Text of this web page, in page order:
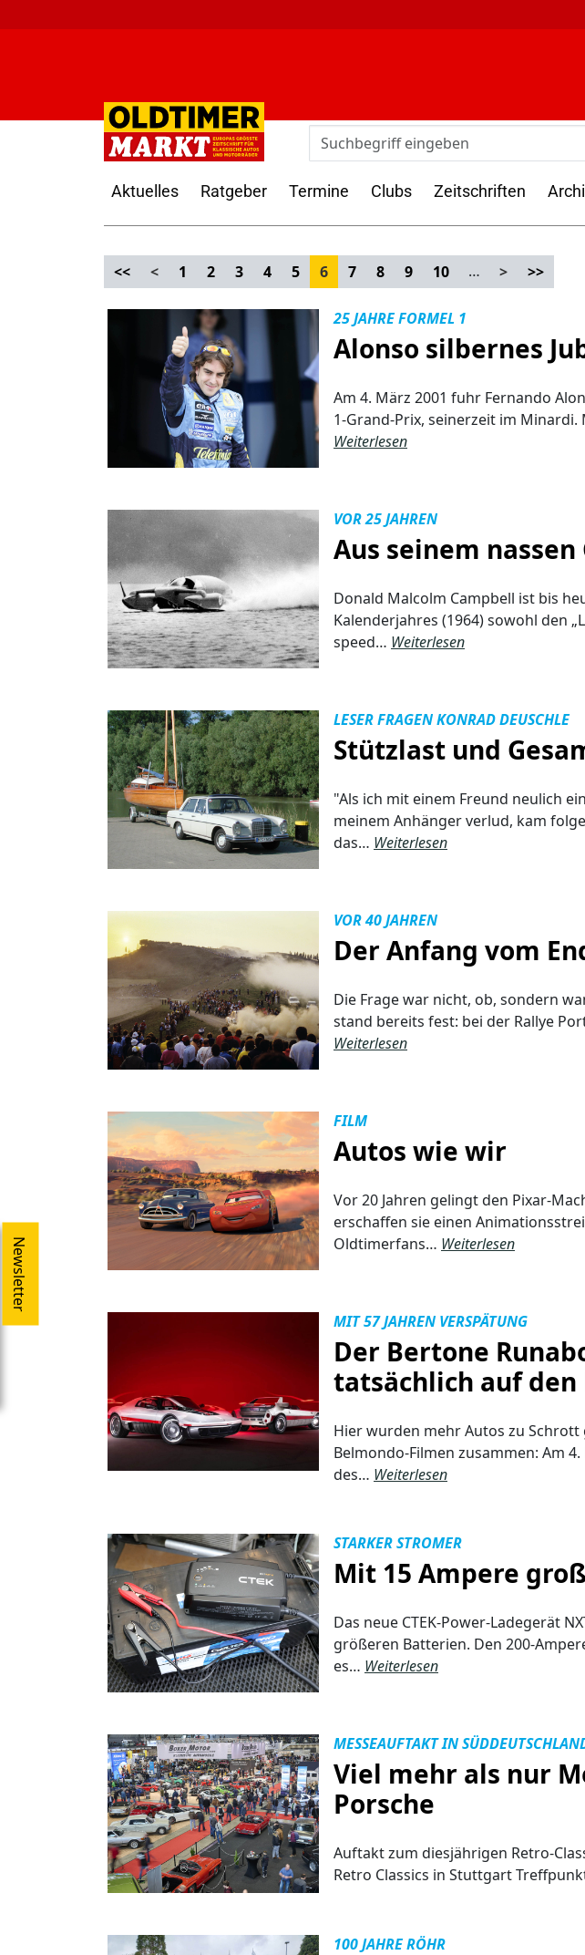
Aktuelles Ratgeber Termine Clubs Zeitschriften
Newsletter
<< < 1 2 3 4 5 6 7 8 9 10 … > >>
25 JAHRE FORMEL 1
Alonso silbernes
Am 4. März 2001 fuhr Fernando
1-Grand-Prix, seinerzeit im
Weiterlesen
VOR 25 JAHREN
Aus seinem
Donald Malcolm Campbell ist bis
Kalenderjahres (1964) sowohl den
speed… Weiterlesen
LESER FRAGEN KONRAD DEUSCHLE
Stützlast und
"Als ich mit einem Freund neulich
meinem Anhänger verlud, kam
das… Weiterlesen
VOR 40 JAHREN
Der Anfang vom
Die Frage war nicht, ob, sondern
stand bereits fest: bei der Rallye
Weiterlesen
FILM
Autos wie wir
Vor 20 Jahren gelingt den Pixar-
erschaffen sie einen
Oldtimerfans… Weiterlesen
MIT 57 JAHREN VERSPÄTUNG
Der Bertone
tatsächlich auf
Hier wurden mehr Autos zu Schrott
Belmondo-Filmen zusammen: Am
des… Weiterlesen
STARKER STROMER
Mit 15 Ampere
Das neue CTEK-Power-Ladegerät
größeren Batterien. Den 200-
es… Weiterlesen
MESSEAUFTAKT IN
Viel mehr als nur
Porsche
Auftakt zum diesjährigen Retro-
Retro Classics in Stuttgart
100 JAHRE RÖHR